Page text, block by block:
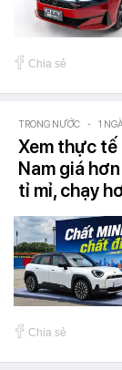
Chia sẻ
TRONG NƯỚC - 1
Xem thực tế
Nam giá
tỉ mỉ, chạy
Chia sẻ